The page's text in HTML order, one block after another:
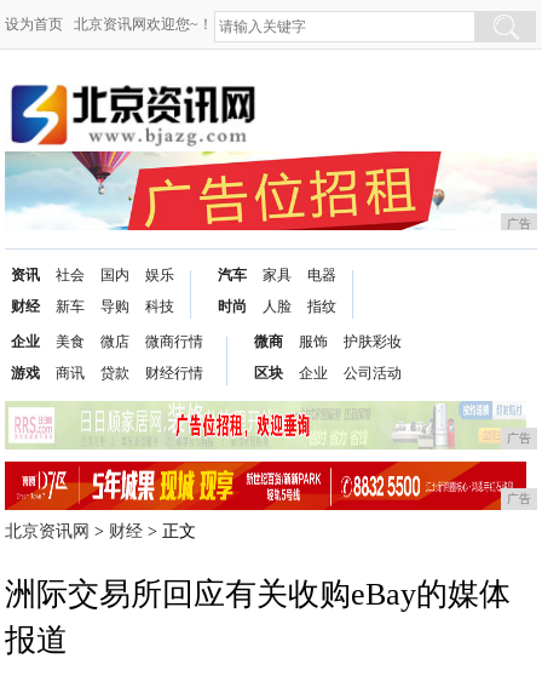
设为首页 北京资讯网欢迎您~！
广告
资讯
财经
社会
新车
国内
导购
娱乐
科技
汽车
时尚
家具
人脸
电器
指纹
企业
游戏
美食
商讯
微店
贷款
微商行情
财经行情
微商
区块
服饰
企业
护肤彩妆
公司活动
广告
广告
北京资讯网 > 财经 > 正文
洲际交易所回应有关收购eBay的媒体
报道